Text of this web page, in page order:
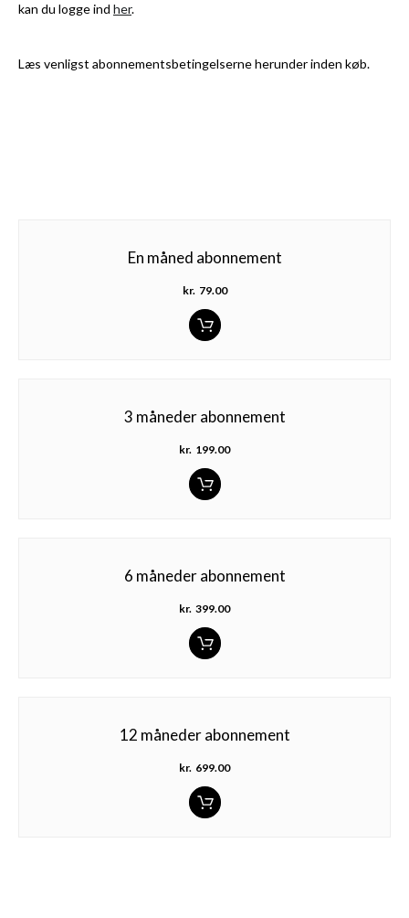
kan du logge ind her.
Læs venligst abonnementsbetingelserne herunder inden køb.
En måned abonnement
kr. 79.00
3 måneder abonnement
kr. 199.00
6 måneder abonnement
kr. 399.00
12 måneder abonnement
kr. 699.00